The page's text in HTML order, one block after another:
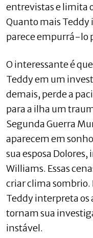
entrevistas e limita
Quanto mais
parece empurrá-lo
O interessante é
Teddy em um
demais, perde a
para a ilha um
Segunda Guerra
aparecem em
sua esposa
Williams. Essas
criar clima sombrio.
Teddy interpreta os
tornam sua
instável.